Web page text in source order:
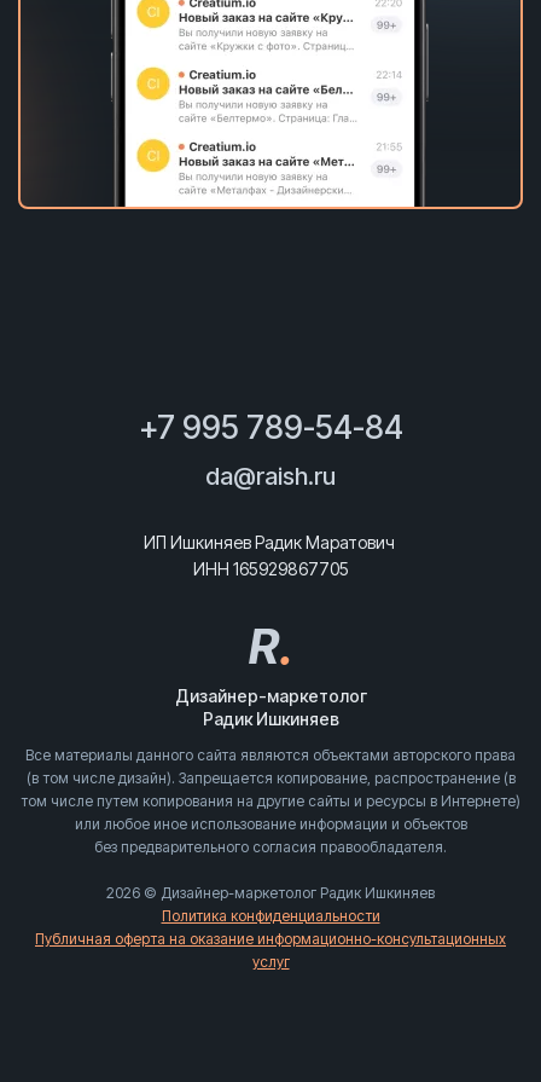
+7 995 789-54-84
da@raish.ru
ИП Ишкиняев Радик Маратович
ИНН 165929867705
R.
Дизайнер-маркетолог
Радик Ишкиняев
Все материалы данного сайта являются объектами авторского права
(в том числе дизайн). Запрещается копирование, распространение (в
том числе путем копирования на другие сайты и ресурсы в Интернете)
или любое иное использование информации и объектов
без предварительного согласия правообладателя.
2026 © Дизайнер-маркетолог Радик Ишкиняев
Политика конфиденциальности
Публичная оферта на оказание информационно-консультационных
услуг